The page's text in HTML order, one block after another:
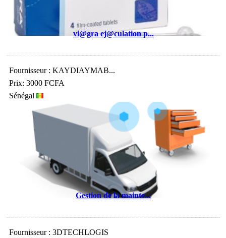
vi@gra ej@culation p...
Fournisseur : KAYDIAYMAB...
Prix: 3000 FCFA
Sénégal
Gestion de la mainte...
Fournisseur : 3DTECHLOGIS